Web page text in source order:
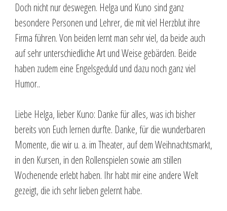
Doch nicht nur deswegen. Helga und Kuno sind ganz
besondere Personen und Lehrer, die mit viel Herzblut ihre
Firma führen. Von beiden lernt man sehr viel, da beide auch
auf sehr unterschiedliche Art und Weise gebärden. Beide
haben zudem eine Engelsgeduld und dazu noch ganz viel
Humor..
Liebe Helga, lieber Kuno: Danke für alles, was ich bisher
bereits von Euch lernen durfte. Danke, für die wunderbaren
Momente, die wir u. a. im Theater, auf dem Weihnachtsmarkt,
in den Kursen, in den Rollenspielen sowie am stillen
Wochenende erlebt haben. Ihr habt mir eine andere Welt
gezeigt, die ich sehr lieben gelernt habe.